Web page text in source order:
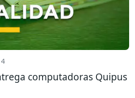
computadoras Quipus